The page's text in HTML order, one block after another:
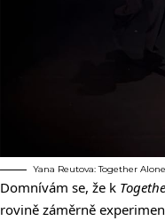
Yana Reutova: Together
Domnívám se, že k
rovině záměrně